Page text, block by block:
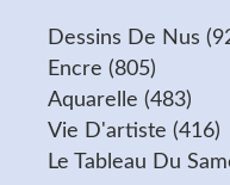
Dessins De Nus
Encre (805)
Aquarelle (483)
Vie D'artiste (416)
Le Tableau Du